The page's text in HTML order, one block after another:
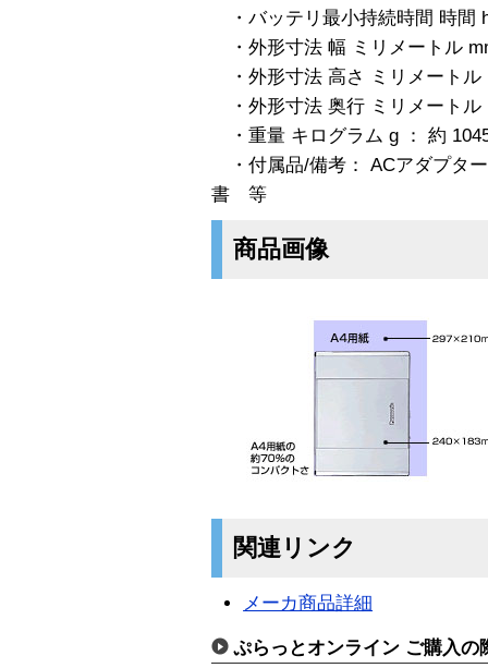
・バッテリ最小持続時間 時間
・外形寸法 幅 ミリメートル
・外形寸法 高さ ミリメートル
・外形寸法 奥行 ミリメートル
・重量 キログラム g ： 約
・付属品/備考： ACアダプタ
書 等
商品画像
関連リンク
メーカ商品詳細
ぷらっとオンライン ご購入の